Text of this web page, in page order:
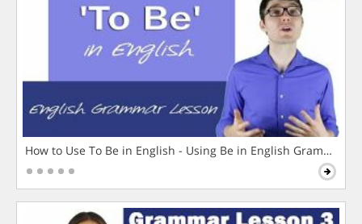
How to Use To Be in English - Using Be in English Grammar